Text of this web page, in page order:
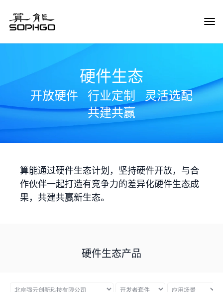
硬件生态
开放硬件 行业定制
灵活选配
共建共赢
算能通过硬件生态计划，坚持硬件开放，与合
作伙伴一起打造有竞争力的差异化硬件生态成
果，共建共赢新生态。
硬件生态产品